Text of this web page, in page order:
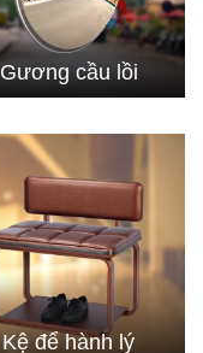
Gương cầu lồi
Kệ để hành lý